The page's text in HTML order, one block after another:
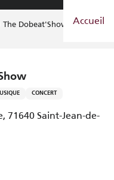
Accueil
Dobeat'Show
CONCERT
71640 Saint-Jean-de-